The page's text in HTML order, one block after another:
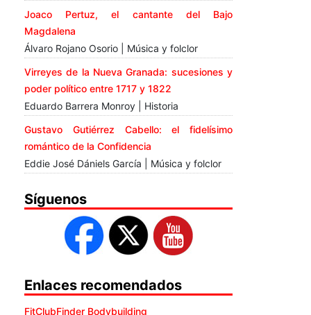
Joaco Pertuz, el cantante del Bajo
Magdalena
Álvaro Rojano Osorio | Música y folclor
Virreyes de la Nueva Granada: sucesiones y
poder político entre 1717 y 1822
Eduardo Barrera Monroy | Historia
Gustavo Gutiérrez Cabello: el fidelísimo
romántico de la Confidencia
Eddie José Dániels García | Música y folclor
Síguenos
Enlaces recomendados
FitClubFinder Bodybuilding